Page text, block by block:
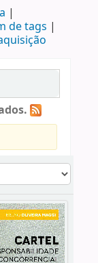
de tags